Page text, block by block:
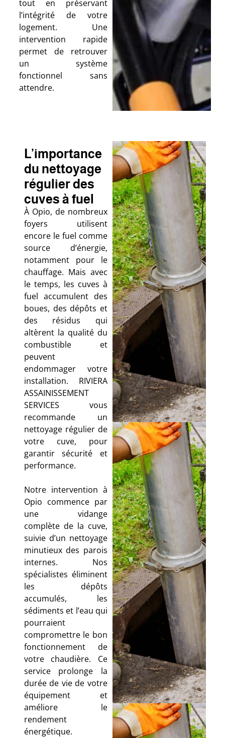
tout en préservant
l’intégrité de votre
logement. Une
intervention rapide
permet de retrouver
un système
fonctionnel sans
attendre.
L’importance
du nettoyage
régulier des
cuves à fuel
À Opio, de nombreux
foyers utilisent
encore le fuel comme
source d’énergie,
notamment pour le
chauffage. Mais avec
le temps, les cuves à
fuel accumulent des
boues, des dépôts et
des résidus qui
altèrent la qualité du
combustible et
peuvent
endommager votre
installation. RIVIERA
ASSAINISSEMENT
SERVICES vous
recommande un
nettoyage régulier de
votre cuve, pour
garantir sécurité et
performance.
Notre intervention à
Opio commence par
une vidange
complète de la cuve,
suivie d’un nettoyage
minutieux des parois
internes. Nos
spécialistes éliminent
les dépôts
accumulés, les
sédiments et l’eau qui
pourraient
compromettre le bon
fonctionnement de
votre chaudière. Ce
service prolonge la
durée de vie de votre
équipement et
améliore le
rendement
énergétique.